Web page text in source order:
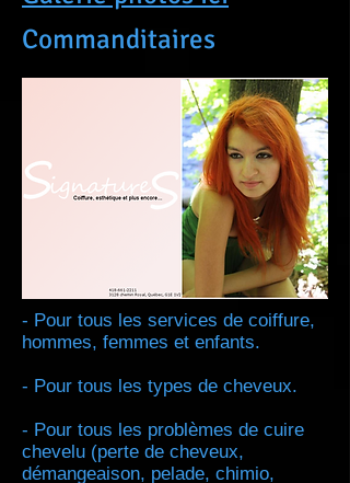
Commanditaires
- Pour tous les services de coiffure,
hommes, femmes et enfants.
- Pour tous les types de cheveux.
- Pour tous les problèmes de cuire
chevelu (perte de cheveux,
démangeaison, pelade, chimio,